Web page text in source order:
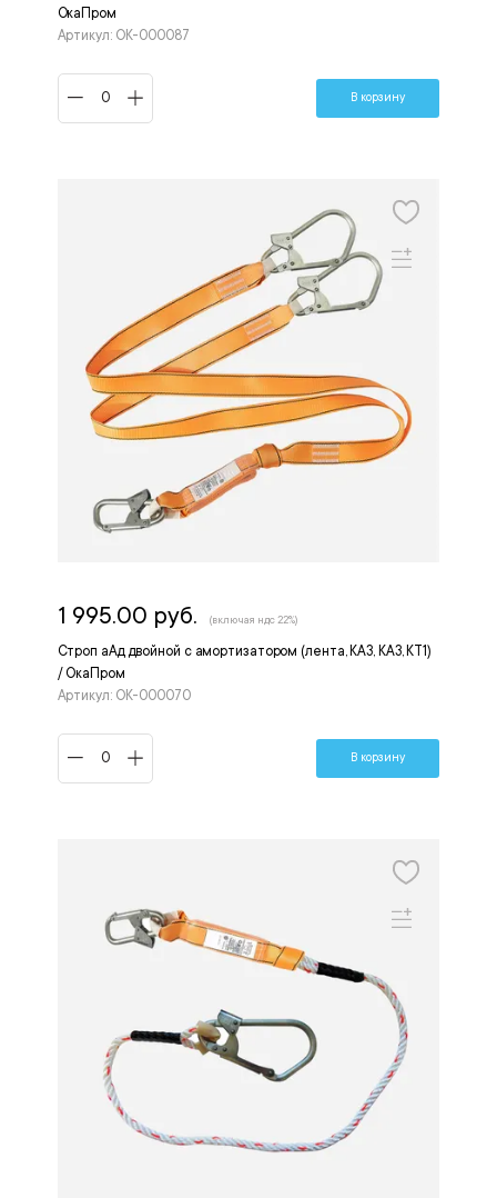
ОкаПром
Артикул: ОК-000087
В корзину
Строп аАд двойной с амортизатором (лента, КА3, КА3, КТ1)
/ ОкаПром
Артикул: ОК-000070
1 995.00 руб. (включая ндс 22%)
В корзину